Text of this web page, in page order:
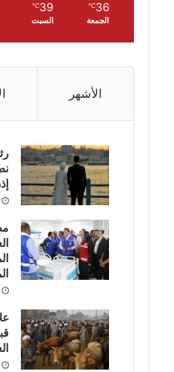
36
℃
الجمعة
39
℃
السبت
الأشهر